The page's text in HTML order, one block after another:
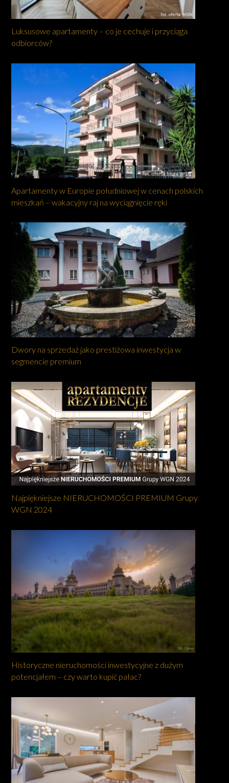
Luksusowe apartamenty – co je cechuje i przyciąga
odbiorców?
Apartamenty w Europie południowej w cenach polskich
mieszkań – wakacyjny raj na wyciągnięcie ręki
Dwory na sprzedaż jako prestiżowa inwestycja w
segmencie premium
Najpiękniejsze NIERUCHOMOŚCI PREMIUM Grupy
WGN 2024
Historyczne nieruchomości inwestycyjne z dużym
potencjałem – czy warto kupić pałac?